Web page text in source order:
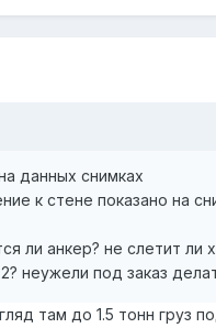
данных снимках
к стене показано на
ли анкер? не слетит ли
неужели под заказ
там до 1.5 тонн груз